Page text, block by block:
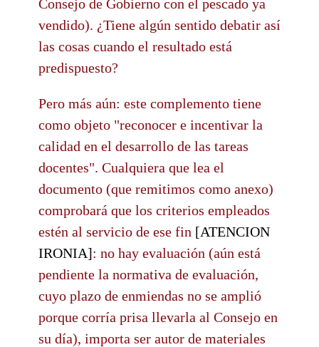
Consejo de Gobierno con el pescado ya
vendido). ¿Tiene algún sentido debatir así
las cosas cuando el resultado está
predispuesto?
Pero más aún: este complemento tiene
como objeto "reconocer e incentivar la
calidad en el desarrollo de las tareas
docentes". Cualquiera que lea el
documento (que remitimos como anexo)
comprobará que los criterios empleados
estén al servicio de ese fin [ATENCION
IRONIA]: no hay evaluación (aún está
pendiente la normativa de evaluación,
cuyo plazo de enmiendas no se amplió
porque corría prisa llevarla al Consejo en
su día), importa ser autor de materiales